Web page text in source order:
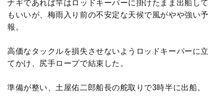
ナギであれば竿はロッドキーパーに掛けたまま出船して
もいいが、梅雨入り前の不安定な天候で風がやや強い予
報。
高価なタックルを損失させないようロッドキーパーに立
てかけ、尻手ロープで結束した。
準備が整い、土屋佑二郎船長の舵取りで3時半に出船。